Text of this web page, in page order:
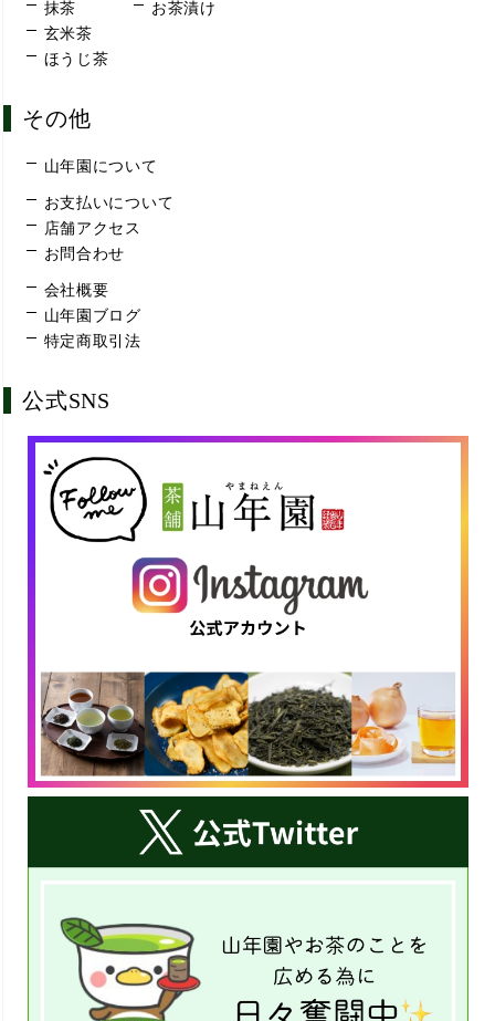
抹茶
玄米茶
ほうじ茶
お茶漬け
その他
山年園について
お支払いについて
店舗アクセス
お問合わせ
会社概要
山年園ブログ
特定商取引法
公式SNS